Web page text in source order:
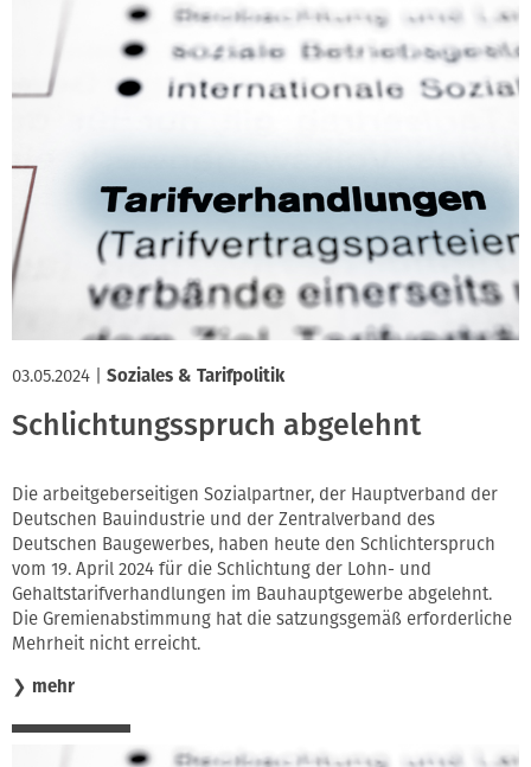
03.05.2024 Soziales & Tarifpolitik
Schlichtungsspruch abgelehnt
Die arbeitgeberseitigen Sozialpartner, der Hauptverband der
Deutschen Bauindustrie und der Zentralverband des
Deutschen Baugewerbes, haben heute den Schlichterspruch
vom 19. April 2024 für die Schlichtung der Lohn- und
Gehaltstarifverhandlungen im Bauhauptgewerbe abgelehnt.
Die Gremienabstimmung hat die satzungsgemäß erforderliche
Mehrheit nicht erreicht.
❯ mehr